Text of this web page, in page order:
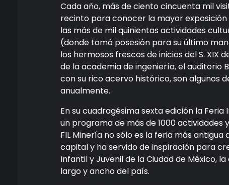
Cada año, más de ciento cincuenta mil
recinto para conocer la mayor exposición
las más de mil quinientas actividades
(donde tomó posesión para su último
los hermosos frescos de inicios del S. XIX
de la academia de ingeniería, el
con su rico acervo histórico, son algunos
anualmente.
En su cuadragésima sexta edición la
un programa de más de 1000 actividades
FIL Minería no sólo es la feria más
capital y ha servido de inspiración para
Infantil y Juvenil de la Ciudad de México,
largo y ancho del país.